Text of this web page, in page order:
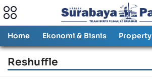
Home Ekonomi & Bisnis Property
Reshuffle